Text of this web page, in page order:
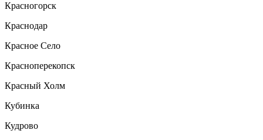
Красногорск
Краснодар
Красное Село
Красноперекопск
Красный Холм
Кубинка
Кудрово